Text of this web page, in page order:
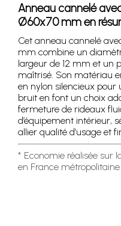
Anneau cannelé
Ø60x70 mm en
Cet anneau cannelé
mm combine un
largeur de 12 mm et un
maîtrisé. Son matériau
en nylon silencieux
bruit en font un choix
fermeture de rideaux
d’équipement intérieur,
allier qualité d’usage et
* Economie réalisée sur
en France métropolitaine